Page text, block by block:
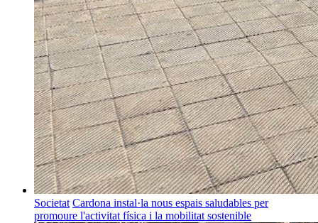
Societat Cardona instal·la nous espais saludables per
promoure l'activitat física i la mobilitat sostenible